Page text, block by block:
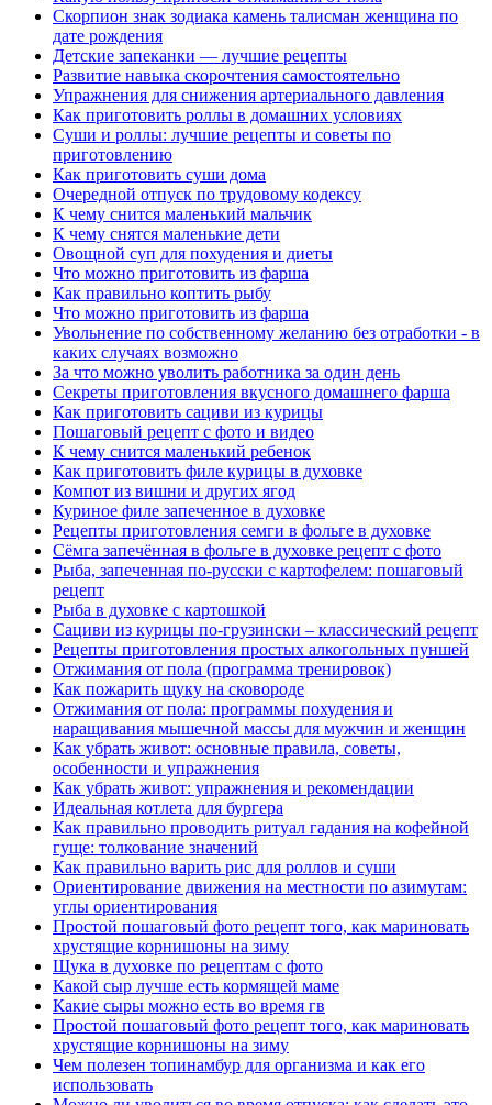
Скорпион знак зодиака камень талисман женщина по
дате рождения
Детские запеканки — лучшие рецепты
Развитие навыка скорочтения самостоятельно
Упражнения для снижения артериального давления
Как приготовить роллы в домашних условиях
Суши и роллы: лучшие рецепты и советы по
приготовлению
Как приготовить суши дома
Очередной отпуск по трудовому кодексу
К чему снится маленький мальчик
К чему снятся маленькие дети
Овощной суп для похудения и диеты
Что можно приготовить из фарша
Как правильно коптить рыбу
Что можно приготовить из фарша
Увольнение по собственному желанию без отработки - в
каких случаях возможно
За что можно уволить работника за один день
Секреты приготовления вкусного домашнего фарша
Как приготовить сациви из курицы
Пошаговый рецепт с фото и видео
К чему снится маленький ребенок
Как приготовить филе курицы в духовке
Компот из вишни и других ягод
Куриное филе запеченное в духовке
Рецепты приготовления семги в фольге в духовке
Сёмга запечённая в фольге в духовке рецепт с фото
Рыба, запеченная по-русски с картофелем: пошаговый
рецепт
Рыба в духовке с картошкой
Сациви из курицы по-грузински – классический рецепт
Рецепты приготовления простых алкогольных пуншей
Отжимания от пола (программа тренировок)
Как пожарить щуку на сковороде
Отжимания от пола: программы похудения и
наращивания мышечной массы для мужчин и женщин
Как убрать живот: основные правила, советы,
особенности и упражнения
Как убрать живот: упражнения и рекомендации
Идеальная котлета для бургера
Как правильно проводить ритуал гадания на кофейной
гуще: толкование значений
Как правильно варить рис для роллов и суши
Ориентирование движения на местности по азимутам:
углы ориентирования
Простой пошаговый фото рецепт того, как мариновать
хрустящие корнишоны на зиму
Щука в духовке по рецептам с фото
Какой сыр лучше есть кормящей маме
Какие сыры можно есть во время гв
Простой пошаговый фото рецепт того, как мариновать
хрустящие корнишоны на зиму
Чем полезен топинамбур для организма и как его
использовать